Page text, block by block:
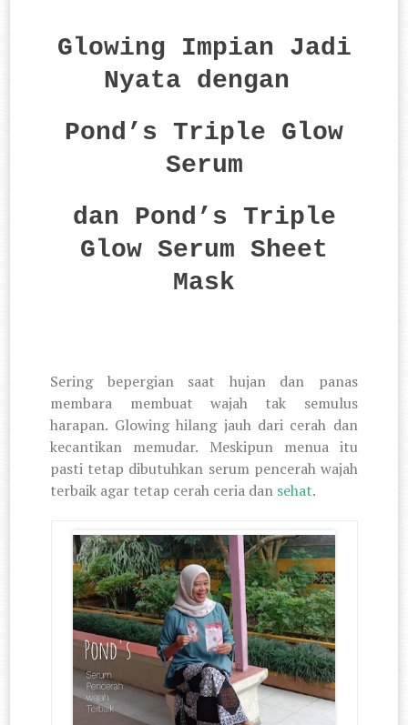
Glowing Impian Jadi
Nyata dengan
Pond’s Triple Glow
Serum
dan Pond’s Triple
Glow Serum Sheet
Mask
Sering bepergian saat hujan dan panas
membara membuat wajah tak semulus
harapan. Glowing hilang jauh dari cerah dan
kecantikan memudar. Meskipun menua itu
pasti tetap dibutuhkan serum pencerah wajah
terbaik agar tetap cerah ceria dan sehat.